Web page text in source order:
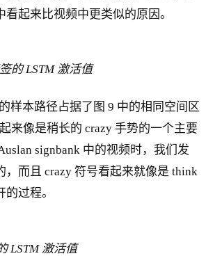
起来比视频中更类似的原因。
的 LSTM 激活值
样本路径占据了图 9 中的相同空间区
来像是稍长的 crazy 手势的一个主要
signbank 中的视频时，我们发
，而且 crazy 符号看起来就像是 think
过程。
LSTM 激活值